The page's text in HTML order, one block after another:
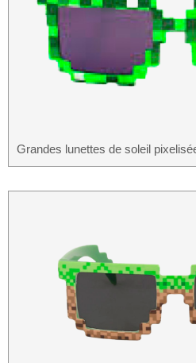
Grandes lunettes de soleil